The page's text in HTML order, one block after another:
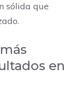
sólida que
en